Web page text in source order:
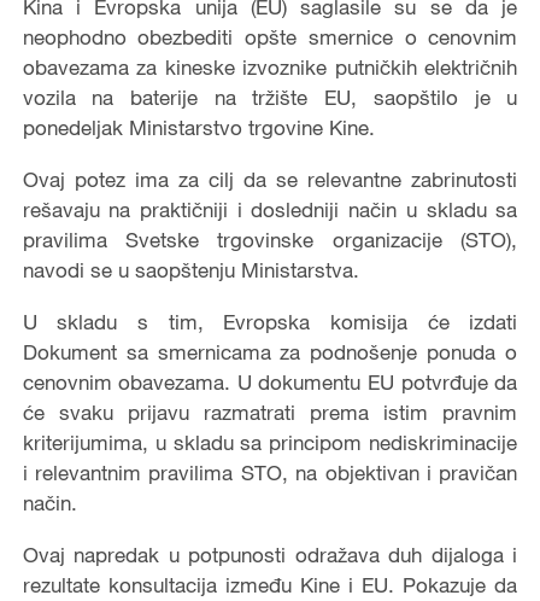
Kina i Evropska unija (EU) saglasile su se da je
neophodno obezbediti opšte smernice o cenovnim
obavezama za kineske izvoznike putničkih električnih
vozila na baterije na tržište EU, saopštilo je u
ponedeljak Ministarstvo trgovine Kine.
Ovaj potez ima za cilj da se relevantne zabrinutosti
rešavaju na praktičniji i dosledniji način u skladu sa
pravilima Svetske trgovinske organizacije (STO),
navodi se u saopštenju Ministarstva.
U skladu s tim, Evropska komisija će izdati
Dokument sa smernicama za podnošenje ponuda o
cenovnim obavezama. U dokumentu EU potvrđuje da
će svaku prijavu razmatrati prema istim pravnim
kriterijumima, u skladu sa principom nediskriminacije
i relevantnim pravilima STO, na objektivan i pravičan
način.
Ovaj napredak u potpunosti odražava duh dijaloga i
rezultate konsultacija između Kine i EU. Pokazuje da